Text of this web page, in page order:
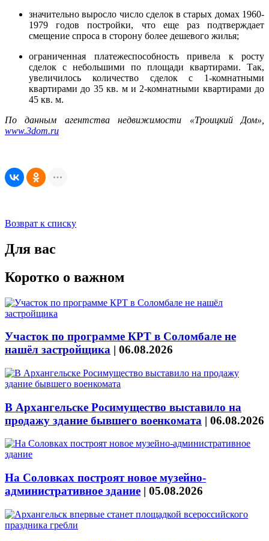
значительно выросло число сделок в старых домах 1960-
1979 годов постройки, что еще раз подтверждает
смещение спроса в сторону более дешевого жилья;
ограниченная платежеспособность привела к росту
сделок с небольшими по площади квартирами. Так,
увеличилось количество сделок с 1-комнатными
квартирами до 35 кв. м и 2-комнатными квартирами до
45 кв. м.
По данным агентства недвижимости «Троицкий Дом»,
www.3dom.ru
Возврат к списку
Для вас
Коротко о важном
Участок по программе КРТ в Соломбале не
нашёл застройщика | 06.08.2026
В Архангельске Росимущество выставило на
продажу здание бывшего военкомата | 06.08.2026
На Соловках построят новое музейно-
административное здание | 05.08.2026